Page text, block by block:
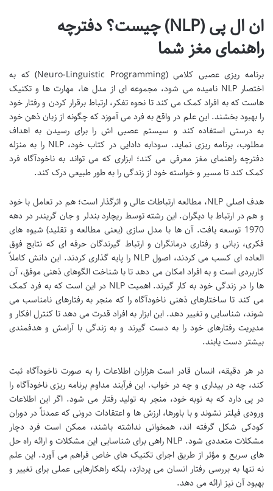
ان ال پی (NLP) چیست؟ دفترچه
راهنمای مغز شما
برنامه ریزی عصبی کلامی (Neuro-Linguistic Programming) که به
اختصار NLP نامیده می شود، مجموعه ای از مدل ها، مهارت ها و تکنیک
هاست که به افراد کمک می کند تا نحوه تفکر، ارتباط برقرار کردن و رفتار خود
را بهبود بخشند. این علم در واقع به فرد می آموزد که چگونه از زبان ذهن خود
به درستی استفاده کند و سیستم عصبی اش را برای رسیدن به اهداف
مطلوب، برنامه ریزی نماید. سودابه دادایی در کتاب خود، NLP را به منزله
دفترچه راهنمای مغز معرفی می کند؛ ابزاری که می تواند به ناخودآگاه فرد
کمک کند تا مسیر و خواسته خود از زندگی را به طور طبیعی درک کند.
هدف اصلی NLP، مطالعه ارتباطات عالی و اثرگذار است؛ هم در تعامل با خود
و هم در ارتباط با دیگران. این رشته توسط ریچارد بندلر و جان گریندر در دهه
1970 توسعه یافت. آن ها با مدل سازی (یعنی مطالعه و تقلید) شیوه های
فکری، زبانی و رفتاری درمانگران و ارتباط گیرندگان حرفه ای که نتایج فوق
العاده ای کسب می کردند، اصول NLP را پایه گذاری کردند. این دانش کاملاً
کاربردی است و به افراد امکان می دهد تا با شناخت الگوهای ذهنی موفق، آن
ها را در زندگی خود به کار گیرند. اهمیت NLP در این است که به فرد کمک
می کند تا ساختارهای ذهنی ناخودآگاه را که منجر به رفتارهای نامناسب می
شوند، شناسایی و تغییر دهد. این ابزار به افراد قدرت می دهد تا کنترل افکار و
مدیریت رفتارهای خود را به دست گیرند و به زندگی با آرامش و هدفمندی
بیشتر دست یابند.
در هر دقیقه، انسان قادر است هزاران اطلاعات را به صورت ناخودآگاه ثبت
کند، چه در بیداری و چه در خواب. این فرآیند مداوم برنامه ریزی ناخودآگاه را
در پی دارد که به نوبه خود، منجر به تولید رفتار می شود. اگر این اطلاعات
ورودی فیلتر نشوند و با باورها، ارزش ها و اعتقادات درونی که عمدتاً در دوران
کودکی شکل گرفته اند، همخوانی نداشته باشند، ممکن است فرد دچار
مشکلات متعددی شود. NLP راهی برای شناسایی این مشکلات و ارائه راه حل
های سریع و مؤثر از طریق اجرای تکنیک های خاص فراهم می آورد. این علم
نه تنها به بررسی رفتار انسان می پردازد، بلکه راهکارهایی عملی برای تغییر و
بهبود آن نیز ارائه می دهد.